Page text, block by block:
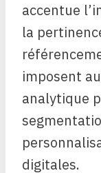
accentue
la
imposent
analytique
digitales.